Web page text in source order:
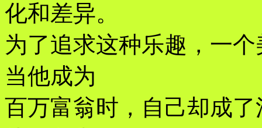
化和差异。
为了追求这种乐趣，一
当他成为
百万富翁时，自己却成